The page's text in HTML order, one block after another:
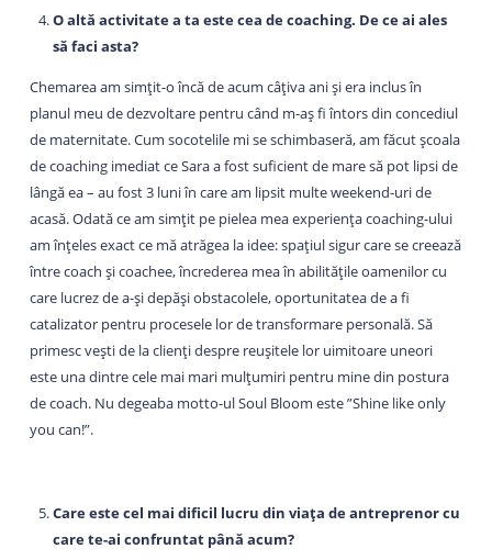
O altă activitate a ta este cea de coaching. De ce ai ales
să faci asta?
Chemarea am simțit-o încă de acum câțiva ani și era inclus în
planul meu de dezvoltare pentru când m-aș fi întors din concediul
de maternitate. Cum socotelile mi se schimbaseră, am făcut școala
de coaching imediat ce Sara a fost suficient de mare să pot lipsi de
lângă ea – au fost 3 luni în care am lipsit multe weekend-uri de
acasă. Odată ce am simțit pe pielea mea experiența coaching-ului
am înțeles exact ce mă atrăgea la idee: spațiul sigur care se creează
între coach și coachee, încrederea mea în abilitățile oamenilor cu
care lucrez de a-și depăși obstacolele, oportunitatea de a fi
catalizator pentru procesele lor de transformare personală. Să
primesc vești de la clienți despre reușitele lor uimitoare uneori
este una dintre cele mai mari mulțumiri pentru mine din postura
de coach. Nu degeaba motto-ul Soul Bloom este ”Shine like only
you can!”.
Care este cel mai dificil lucru din viața de antreprenor cu
care te-ai confruntat până acum?